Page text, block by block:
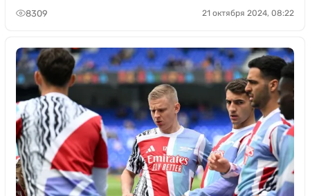
8309 21 октября 2024, 08:22